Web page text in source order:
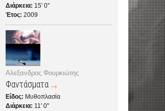
Διάρκεια: 15' 0''
Έτος: 2009
Αλεξανδρος Φουρκιώτης
Φαντάσματα
Είδος: Μυθοπλασία
Διάρκεια: 11' 0''